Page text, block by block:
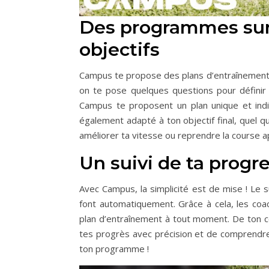
Des programmes
objectifs
Campus te propose des plans
on te pose quelques questions pour
Campus te proposent un plan unique et
également adapté à ton objectif final, quel
améliorer ta vitesse ou reprendre la course
Un suivi de ta
Avec Campus, la simplicité est de mise ! Le
font automatiquement. Grâce à cela, les
plan d’entraînement à tout moment. De
tes progrès avec précision et de
ton programme !